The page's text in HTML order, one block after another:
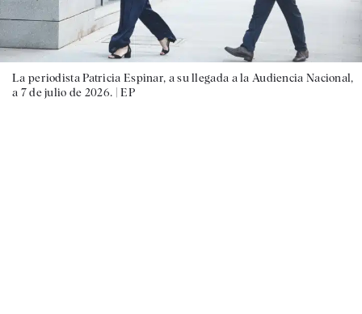
La periodista Patricia Espinar, a su llegada a la Audiencia Nacional,
a 7 de julio de 2026. |EP